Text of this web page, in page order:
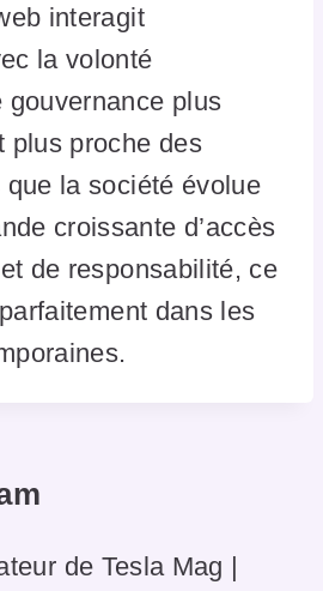
interagit
la volonté
gouvernance plus
plus proche des
la société évolue
croissante d’accès
de responsabilité, ce
dans les
de Tesla Mag |